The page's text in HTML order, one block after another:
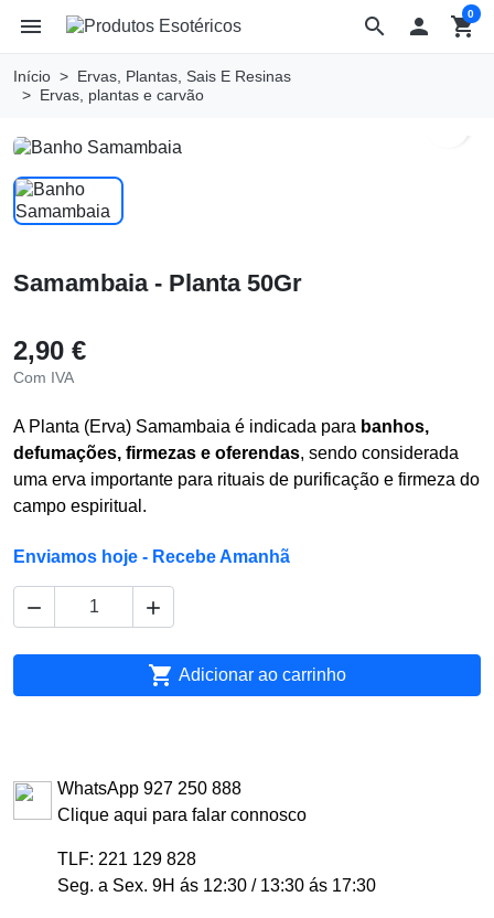
search
menu  shopping_cart
0
Início
Ervas, Plantas, Sais E Resinas
Ervas, plantas e carvão
Samambaia - Planta 50Gr
2,90 €
Com IVA
A Planta (Erva) Samambaia é indicada para banhos,
defumações, firmezas e oferendas, sendo considerada
uma erva importante para rituais de purificação e firmeza do
campo espiritual.
Enviamos hoje - Recebe Amanhã
 
 Adicionar ao carrinho
WhatsApp 927 250 888
Clique aqui para falar connosco
TLF: 221 129 828
Seg. a Sex. 9H ás 12:30 / 13:30 ás 17:30